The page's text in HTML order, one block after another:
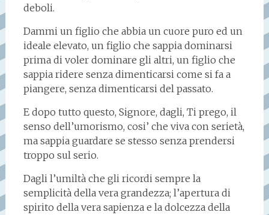
deboli.
Dammi un figlio che abbia un cuore puro ed un
ideale elevato, un figlio che sappia dominarsi
prima di voler dominare gli altri, un figlio che
sappia ridere senza dimenticarsi come si fa a
piangere, senza dimenticarsi del passato.
E dopo tutto questo, Signore, dagli, Ti prego, il
senso dell’umorismo, cosi’ che viva con serietà,
ma sappia guardare se stesso senza prendersi
troppo sul serio.
Dagli l’umiltà che gli ricordi sempre la
semplicità della vera grandezza; l’apertura di
spirito della vera sapienza e la dolcezza della